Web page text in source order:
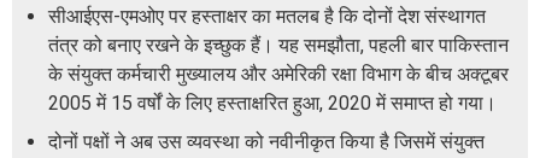
सीआईएस-एमओए पर हस्ताक्षर का मतलब है कि दोनों देश संस्थागत
तंत्र को बनाए रखने के इच्छुक हैं। यह समझौता, पहली बार पाकिस्तान
के संयुक्त कर्मचारी मुख्यालय और अमेरिकी रक्षा विभाग के बीच अक्टूबर
2005 में 15 वर्षों के लिए हस्ताक्षरित हुआ, 2020 में समाप्त हो गया।
दोनों पक्षों ने अब उस व्यवस्था को नवीनीकृत किया है जिसमें संयुक्त